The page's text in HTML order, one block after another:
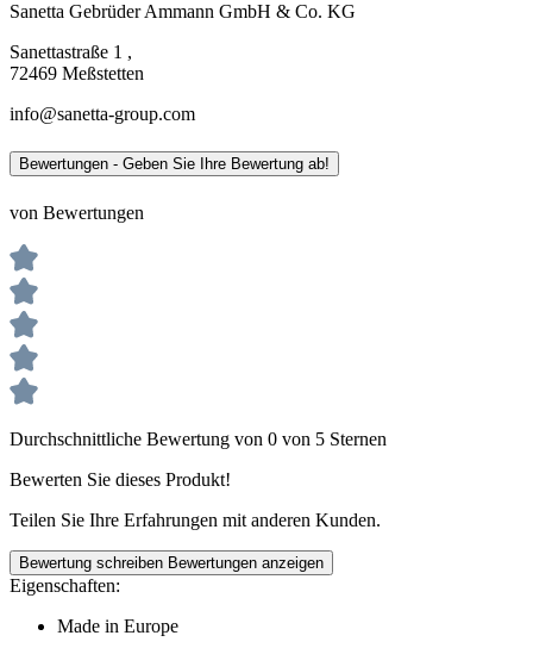
Sanetta Gebrüder Ammann GmbH & Co. KG
Sanettastraße 1 ,
72469 Meßstetten
info@sanetta-group.com
Bewertungen - Geben Sie Ihre Bewertung ab!
von Bewertungen
Durchschnittliche Bewertung von 0 von 5 Sternen
Bewerten Sie dieses Produkt!
Teilen Sie Ihre Erfahrungen mit anderen Kunden.
Bewertung schreiben Bewertungen anzeigen
Eigenschaften:
Made in Europe